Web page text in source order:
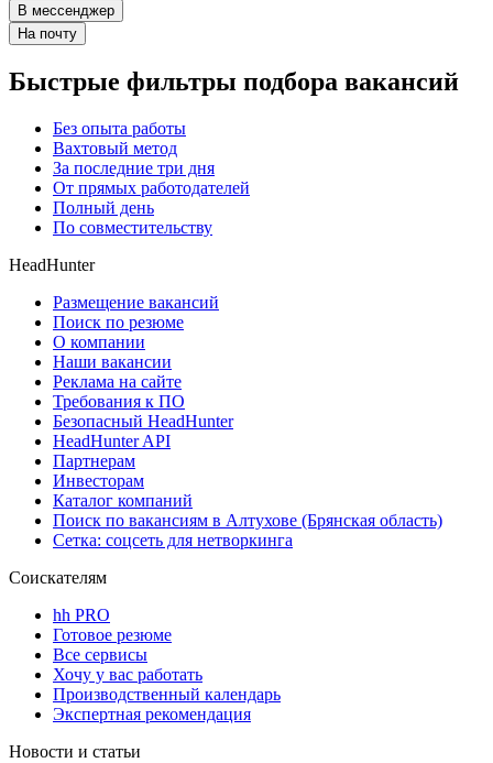
В мессенджер
На почту
Быстрые фильтры подбора вакансий
Без опыта работы
Вахтовый метод
За последние три дня
От прямых работодателей
Полный день
По совместительству
HeadHunter
Размещение вакансий
Поиск по резюме
О компании
Наши вакансии
Реклама на сайте
Требования к ПО
Безопасный HeadHunter
HeadHunter API
Партнерам
Инвесторам
Каталог компаний
Поиск по вакансиям в Алтухове (Брянская область)
Сетка: соцсеть для нетворкинга
Соискателям
hh PRO
Готовое резюме
Все сервисы
Хочу у вас работать
Производственный календарь
Экспертная рекомендация
Новости и статьи